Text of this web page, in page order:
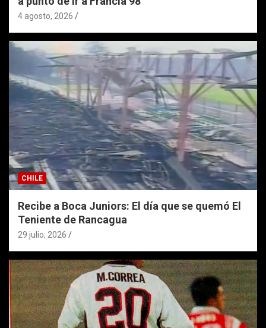
4 agosto, 2026
CHILE
Recibe a Boca Juniors: El día que se quemó El
Teniente de Rancagua
29 julio, 2026